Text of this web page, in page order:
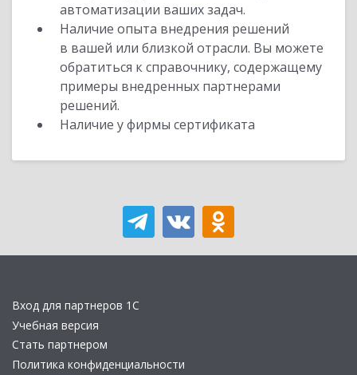
автоматизации ваших задач.
Наличие опыта внедрения решений
в вашей или близкой отрасли. Вы можете
обратиться к справочнику, содержащему
примеры внедренных партнерами
решений.
Наличие у фирмы сертификата
Вход для партнеров 1С
Учебная версия
Стать партнером
Политика конфиденциальности